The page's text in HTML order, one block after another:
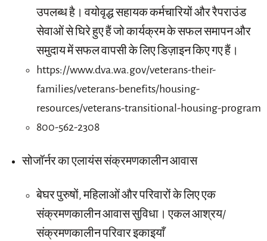
उपलब्ध है। वयोवृद्ध सहायक कर्मचारियों और रैपराउंड
सेवाओं से घिरे हुए हैं जो कार्यक्रम के सफल समापन और
समुदाय में सफल वापसी के लिए डिज़ाइन किए गए हैं।
https://www.dva.wa.gov/veterans-their-
families/veterans-benefits/housing-
resources/veterans-transitional-housing-program
800-562-2308
सोजॉर्नर का एलायंस संक्रमणकालीन आवास
बेघर पुरुषों, महिलाओं और परिवारों के लिए एक
संक्रमणकालीन आवास सुविधा। एकल आश्रय/
संक्रमणकालीन परिवार इकाइयाँ